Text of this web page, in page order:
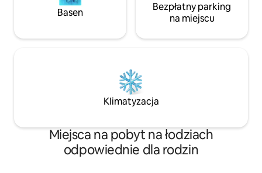
Basen
Bezpłatny parking
na miejscu
Klimatyzacja
Miejsca na pobyt na łodziach
odpowiednie dla rodzin